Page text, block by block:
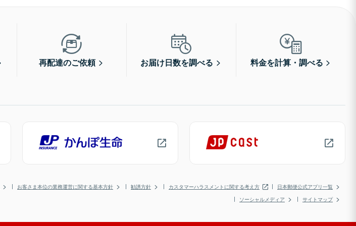
再配達のご依頼 お届け日数を調べる 料金を計算・調べる
お客さま本位の業務運営に関する基本方針 勧誘方針 カスタマーハラスメントに関する考え方
日本郵便公式アプリ一覧
ソーシャルメディア
サイトマップ